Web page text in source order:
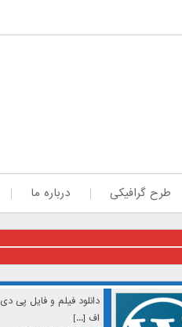
طرح گرافیکی درباره ما
دانلود فیلم و فایل پی دی
اف [...]